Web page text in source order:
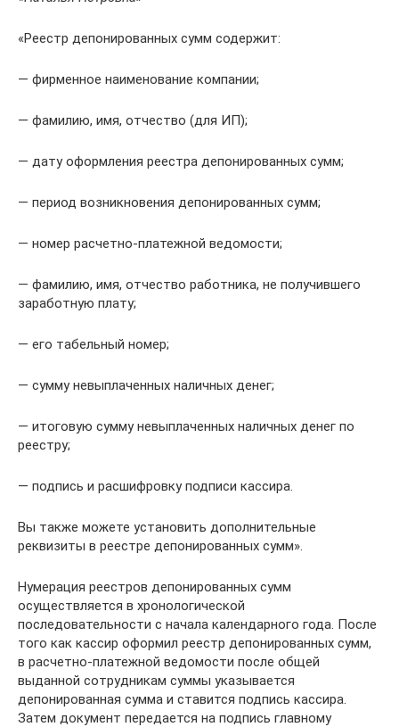
«Реестр депонированных сумм содержит:
— фирменное наименование компании;
— фамилию, имя, отчество (для ИП);
— дату оформления реестра депонированных сумм;
— период возникновения депонированных сумм;
— номер расчетно-платежной ведомости;
— фамилию, имя, отчество работника, не получившего
заработную плату;
— его табельный номер;
— сумму невыплаченных наличных денег;
— итоговую сумму невыплаченных наличных денег по
реестру;
— подпись и расшифровку подписи кассира.
Вы также можете установить дополнительные
реквизиты в реестре депонированных сумм».
Нумерация реестров депонированных сумм
осуществляется в хронологической
последовательности с начала календарного года. После
того как кассир оформил реестр депонированных сумм,
в расчетно-платежной ведомости после общей
выданной сотрудникам суммы указывается
депонированная сумма и ставится подпись кассира.
Затем документ передается на подпись главному